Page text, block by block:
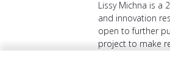
Lissy Michna is a
and innovation
open to further
project to make